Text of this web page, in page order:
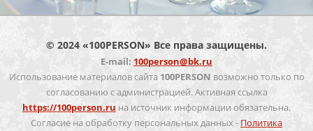
© 2024 «100PERSON» Все права защищены.
E-mail: 100person@bk.ru
Использование материалов сайта 100PERSON возможно только по
согласованию с администрацией. Активная ссылка
https://100person.ru на источник информации обязательна.
Согласие на обработку персональных данных - Политика